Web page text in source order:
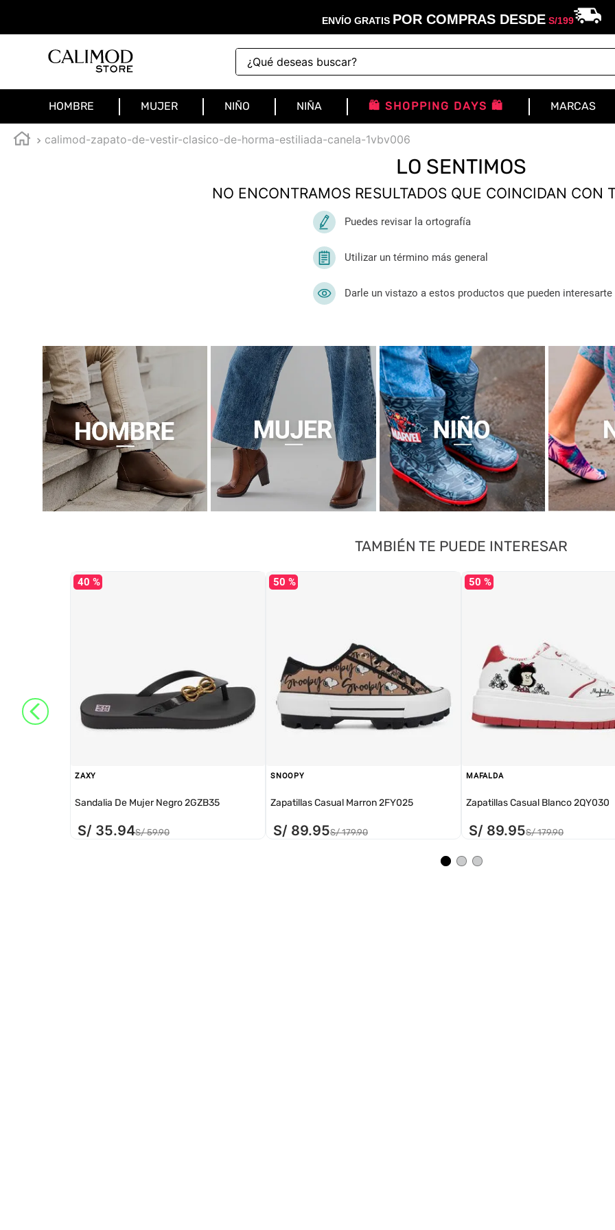
ENVÍO GRATIS POR COMPRAS DESDES/199
¿Qué deseas buscar?
HOMBRE MUJER NIÑO NIÑA 🛍️ SHOPPING DAYS 🛍️ MARCAS
calimod-zapato-de-vestir-clasico-de-horma-estiliada-canela-1vbv006
LO SENTIMOS
NO ENCONTRAMOS RESULTADOS QUE COINCIDAN CON
Puedes revisar la ortografía
Utilizar un término más general
Darle un vistazo a estos productos que pueden interesarte
TAMBIÉN TE PUEDE INTERESAR
40 %
ZAXY
Sandalia De Mujer Negro 2GZB35
S/ 35.94S/ 59.90
50 %
SNOOPY
Zapatillas Casual Marron 2FY025
S/ 89.95S/ 179.90
50 %
MAFALDA
Zapatillas Casual Blanco 2QY030
S/ 89.95S/ 179.90